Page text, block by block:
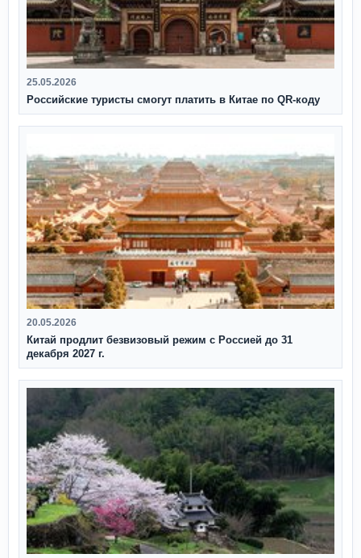
25.05.2026
Российские туристы смогут платить в Китае по QR‑коду
20.05.2026
Китай продлит безвизовый режим с Россией до 31
декабря 2027 г.